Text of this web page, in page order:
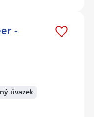
-
úvazek